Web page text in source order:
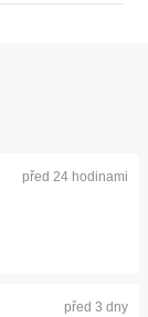
před 24 hodinami
před 3 dny